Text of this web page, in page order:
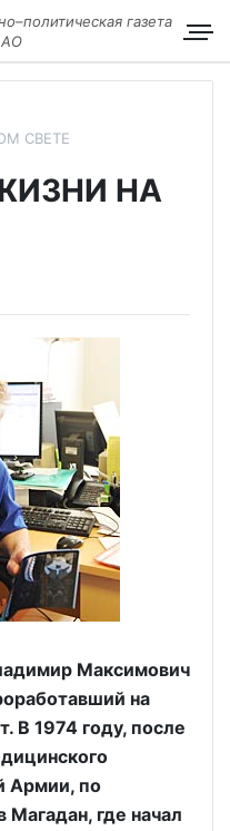
газета
АО
СВЕТЕ
НА
Максимович
на
В 1974 году, после
Армии, по
где начал